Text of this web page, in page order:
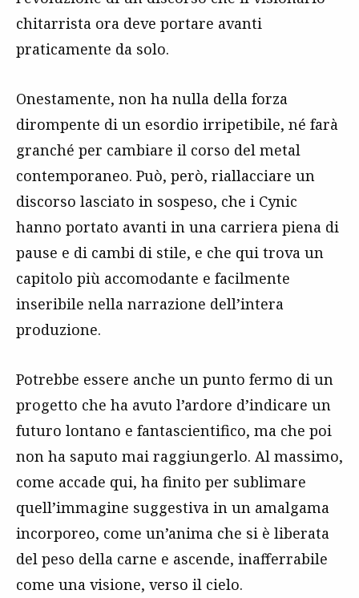
chitarrista ora deve portare avanti
praticamente da solo.
Onestamente, non ha nulla della forza
dirompente di un esordio irripetibile, né farà
granché per cambiare il corso del metal
contemporaneo. Può, però, riallacciare un
discorso lasciato in sospeso, che i Cynic
hanno portato avanti in una carriera piena di
pause e di cambi di stile, e che qui trova un
capitolo più accomodante e facilmente
inseribile nella narrazione dell’intera
produzione.
Potrebbe essere anche un punto fermo di un
progetto che ha avuto l’ardore d’indicare un
futuro lontano e fantascientifico, ma che poi
non ha saputo mai raggiungerlo. Al massimo,
come accade qui, ha finito per sublimare
quell’immagine suggestiva in un amalgama
incorporeo, come un’anima che si è liberata
del peso della carne e ascende, inafferrabile
come una visione, verso il cielo.